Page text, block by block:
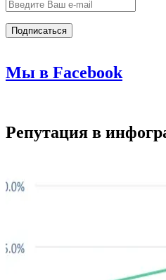
Мы в Facebook
Репутация в